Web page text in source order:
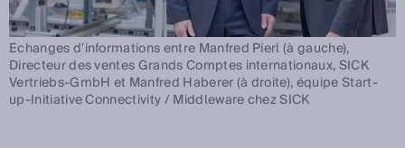
Echanges d'informations entre Manfred Pierl (à gauche),
Directeur des ventes Grands Comptes internationaux, SICK
Vertriebs-GmbH et Manfred Haberer (à droite), équipe Start-
up-Initiative Connectivity / Middleware chez SICK